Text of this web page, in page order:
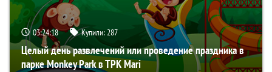
03:24:16 Купили:287
Целый день развлечений или проведение праздника в
парке Monkey Park в ТРК Mari